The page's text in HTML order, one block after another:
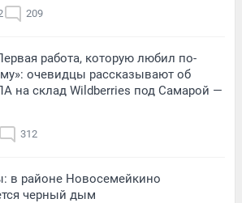
209
работа, которую любил по-
очевидцы рассказывают об
на склад Wildberries под Самарой —
312
в районе Новосемейкино
черный дым